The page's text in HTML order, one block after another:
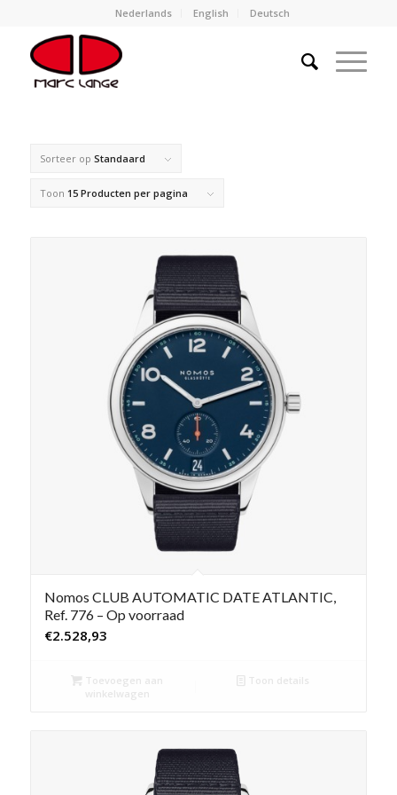
Nederlands English Deutsch
Sorteer op Standaard
Toon 15 Producten per pagina
Nomos CLUB AUTOMATIC DATE ATLANTIC,
Ref. 776 – Op voorraad
€2.528,93
Toevoegen aan
winkelwagen
Toon details